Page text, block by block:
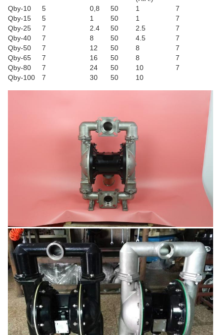
Qby-10
5 0,8 50 1
7
Qby-15
5 1 50 1
7
Qby-25
7 2.4 50 2.5
7
Qby-40
7 8 50 4.5
7
Qby-50
7 12 50 8
7
Qby-65
7 16 50 8
7
Qby-80
7 24 50 10
7
Qby-100
7 30 50 10